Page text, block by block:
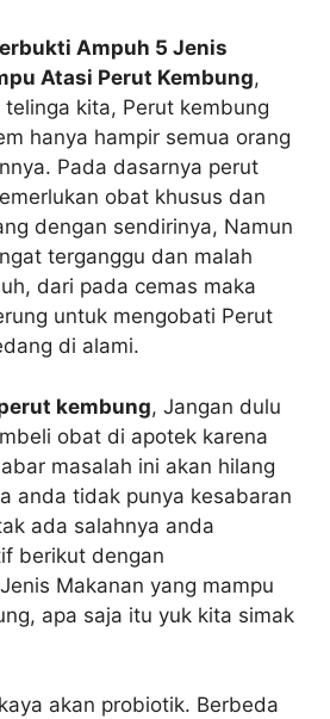
Ampuh 5 Jenis
Atasi Perut Kembung,
kita, Perut kembung
hanya hampir semua orang
Pada dasarnya perut
obat khusus dan
dengan sendirinya, Namun
terganggu dan malah
dari pada cemas maka
untuk mengobati Perut
di alami.
kembung, Jangan dulu
obat di apotek karena
masalah ini akan hilang
anda tidak punya kesabaran
ada salahnya anda
berikut dengan
Makanan yang mampu
apa saja itu yuk kita simak
akan probiotik. Berbeda